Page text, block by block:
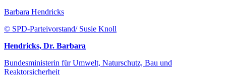
Barbara Hendricks
© SPD-Parteivorstand/ Susie Knoll
Hendricks, Dr. Barbara
Bundesministerin für Umwelt, Naturschutz, Bau und
Reaktorsicherheit